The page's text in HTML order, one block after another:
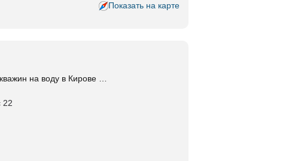
Показать на карте
на воду в Кирове …
22